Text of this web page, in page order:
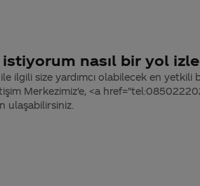
istiyorum nasıl bir yol
ilgili size yardımcı olabilecek en yetkili
Merkezimiz'e, <a
ulaşabilirsiniz.